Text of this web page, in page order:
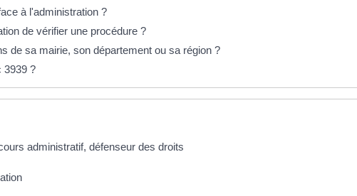
à l'administration ?
de vérifier une procédure ?
de sa mairie, son département ou sa région ?
3939 ?
administratif, défenseur des droits